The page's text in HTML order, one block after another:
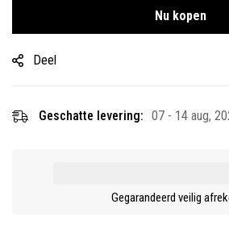
Nu kopen
Deel
Geschatte levering: 07 - 14 aug,
Gegarandeerd veilig